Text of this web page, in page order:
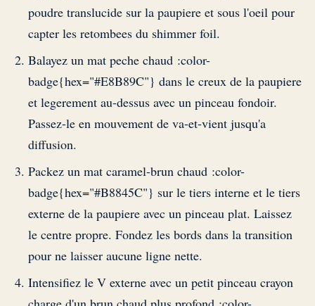
poudre translucide sur la paupiere et sous l'oeil pour
capter les retombees du shimmer foil.
Balayez un mat peche chaud :color-
badge{hex="#E8B89C"} dans le creux de la paupiere
et legerement au-dessus avec un pinceau fondoir.
Passez-le en mouvement de va-et-vient jusqu'a
diffusion.
Packez un mat caramel-brun chaud :color-
badge{hex="#B8845C"} sur le tiers interne et le tiers
externe de la paupiere avec un pinceau plat. Laissez
le centre propre. Fondez les bords dans la transition
pour ne laisser aucune ligne nette.
Intensifiez le V externe avec un petit pinceau crayon